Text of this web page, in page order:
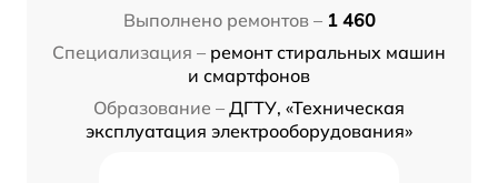
Выполнено ремонтов – 1 460
Специализация – ремонт стиральных машин
и смартфонов
Образование – ДГТУ, «Техническая
эксплуатация электрооборудования»